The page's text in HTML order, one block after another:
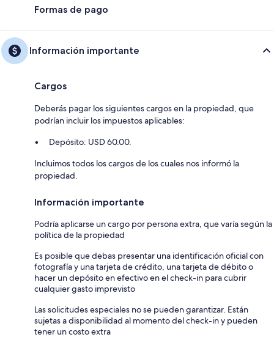
Formas de pago
Información importante
Cargos
Deberás pagar los siguientes cargos en la propiedad, que
podrían incluir los impuestos aplicables:
Depósito: USD 60.00.
Incluimos todos los cargos de los cuales nos informó la
propiedad.
Información importante
Podría aplicarse un cargo por persona extra, que varía según la
política de la propiedad
Es posible que debas presentar una identificación oficial con
fotografía y una tarjeta de crédito, una tarjeta de débito o
hacer un depósito en efectivo en el check-in para cubrir
cualquier gasto imprevisto
Las solicitudes especiales no se pueden garantizar. Están
sujetas a disponibilidad al momento del check-in y pueden
tener un costo extra